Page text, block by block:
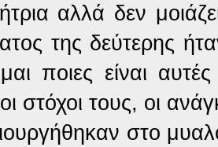
αλλά δεν
της δεύτερης
ποιες είναι
οι στόχοι τους, οι
στο